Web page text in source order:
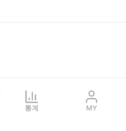
통계 MY